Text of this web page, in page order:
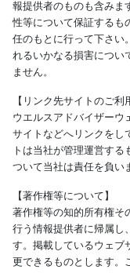
報提供者のものも含みま
性等について保証するも
任のもとに行って下さい
れるいかなる損害につい
ません。
【リンク先サイトのご利
ウエルスアドバイザーウ
サイトなどへリンクをし
トは当社が管理運営す
ついて当社は責任を負い
【著作権等について】
著作権等の知的所有権そ
行う情報提供者に帰属し
す。掲載しているウェブ
更できるものとします。